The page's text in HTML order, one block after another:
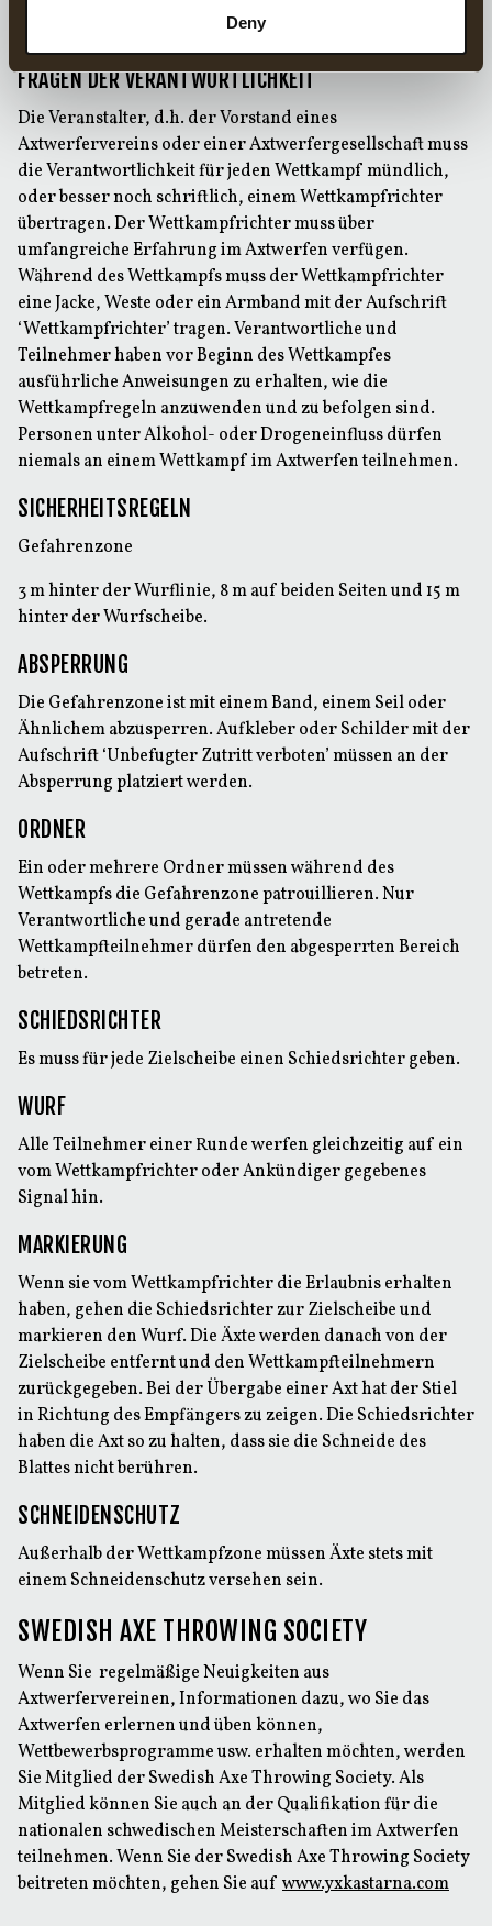
Deny
VERANTWORTUNG & SICHERHEIT
FRAGEN DER VERANTWORTLICHKEIT
Die Veranstalter, d.h. der Vorstand eines
Axtwerfervereins oder einer Axtwerfergesellschaft muss
die Verantwortlichkeit für jeden Wettkampf mündlich,
oder besser noch schriftlich, einem Wettkampfrichter
übertragen. Der Wettkampfrichter muss über
umfangreiche Erfahrung im Axtwerfen verfügen.
Während des Wettkampfs muss der Wettkampfrichter
eine Jacke, Weste oder ein Armband mit der Aufschrift
‘Wettkampfrichter’ tragen. Verantwortliche und
Teilnehmer haben vor Beginn des Wettkampfes
ausführliche Anweisungen zu erhalten, wie die
Wettkampfregeln anzuwenden und zu befolgen sind.
Personen unter Alkohol- oder Drogeneinfluss dürfen
niemals an einem Wettkampf im Axtwerfen teilnehmen.
SICHERHEITSREGELN
Gefahrenzone
3 m hinter der Wurflinie, 8 m auf beiden Seiten und 15 m
hinter der Wurfscheibe.
ABSPERRUNG
Die Gefahrenzone ist mit einem Band, einem Seil oder
Ähnlichem abzusperren. Aufkleber oder Schilder mit der
Aufschrift ‘Unbefugter Zutritt verboten’ müssen an der
Absperrung platziert werden.
ORDNER
Ein oder mehrere Ordner müssen während des
Wettkampfs die Gefahrenzone patrouillieren. Nur
Verantwortliche und gerade antretende
Wettkampfteilnehmer dürfen den abgesperrten Bereich
betreten.
SCHIEDSRICHTER
Es muss für jede Zielscheibe einen Schiedsrichter geben.
WURF
Alle Teilnehmer einer Runde werfen gleichzeitig auf ein
vom Wettkampfrichter oder Ankündiger gegebenes
Signal hin.
MARKIERUNG
Wenn sie vom Wettkampfrichter die Erlaubnis erhalten
haben, gehen die Schiedsrichter zur Zielscheibe und
markieren den Wurf. Die Äxte werden danach von der
Zielscheibe entfernt und den Wettkampfteilnehmern
zurückgegeben. Bei der Übergabe einer Axt hat der Stiel
in Richtung des Empfängers zu zeigen. Die Schiedsrichter
haben die Axt so zu halten, dass sie die Schneide des
Blattes nicht berühren.
SCHNEIDENSCHUTZ
Außerhalb der Wettkampfzone müssen Äxte stets mit
einem Schneidenschutz versehen sein.
SWEDISH AXE THROWING SOCIETY
Wenn Sie regelmäßige Neuigkeiten aus
Axtwerfervereinen, Informationen dazu, wo Sie das
Axtwerfen erlernen und üben können,
Wettbewerbsprogramme usw. erhalten möchten, werden
Sie Mitglied der Swedish Axe Throwing Society. Als
Mitglied können Sie auch an der Qualifikation für die
nationalen schwedischen Meisterschaften im Axtwerfen
teilnehmen. Wenn Sie der Swedish Axe Throwing Society
beitreten möchten, gehen Sie auf www.yxkastarna.com